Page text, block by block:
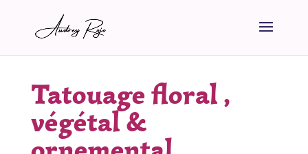
Tatouage floral ,
végétal &